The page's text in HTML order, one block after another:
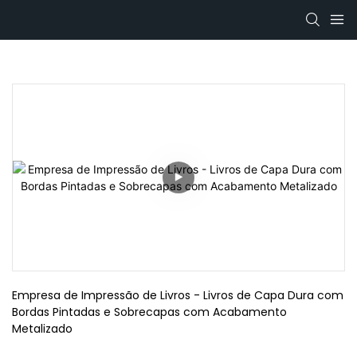
Empresa de Impressão de Livros - Livros de Capa Dura com
Bordas Pintadas e Sobrecapas com Acabamento
Metalizado